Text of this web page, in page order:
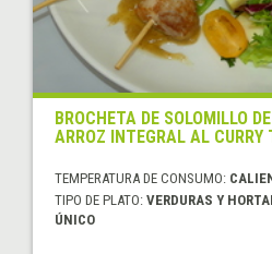
BROCHETA DE SOLOMILLO
ARROZ INTEGRAL AL
TEMPERATURA DE CONSUMO:
TIPO DE PLATO: VERDURAS Y
ÚNICO